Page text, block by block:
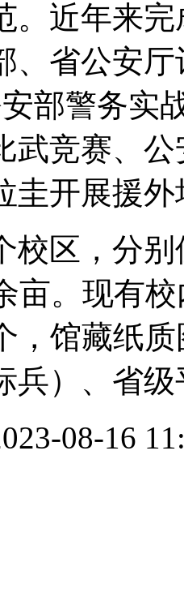
。近年来
、省公安
部警务实
武竞赛、
圭开展援外
校区，分
亩。现有
，馆藏纸
兵）、省
08-16